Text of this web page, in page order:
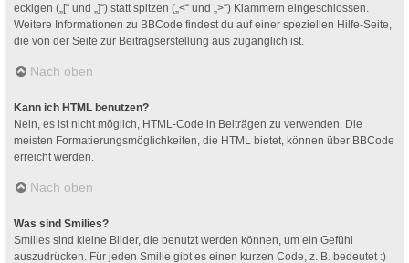
eckigen („[“ und „]“) statt spitzen („<“ und „>“) Klammern eingeschlossen.
Weitere Informationen zu BBCode findest du auf einer speziellen Hilfe-Seite,
die von der Seite zur Beitragserstellung aus zugänglich ist.
Nach oben
Kann ich HTML benutzen?
Nein, es ist nicht möglich, HTML-Code in Beiträgen zu verwenden. Die
meisten Formatierungsmöglichkeiten, die HTML bietet, können über BBCode
erreicht werden.
Nach oben
Was sind Smilies?
Smilies sind kleine Bilder, die benutzt werden können, um ein Gefühl
auszudrücken. Für jeden Smilie gibt es einen kurzen Code, z. B. bedeutet :)